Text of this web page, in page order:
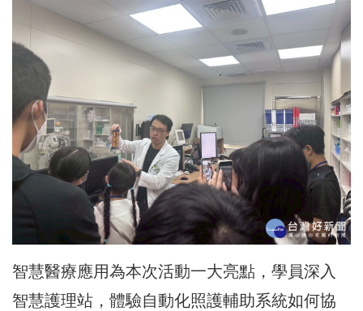
智慧醫療應用為本次活動一大亮點，學員深入
智慧護理站，體驗自動化照護輔助系統如何協